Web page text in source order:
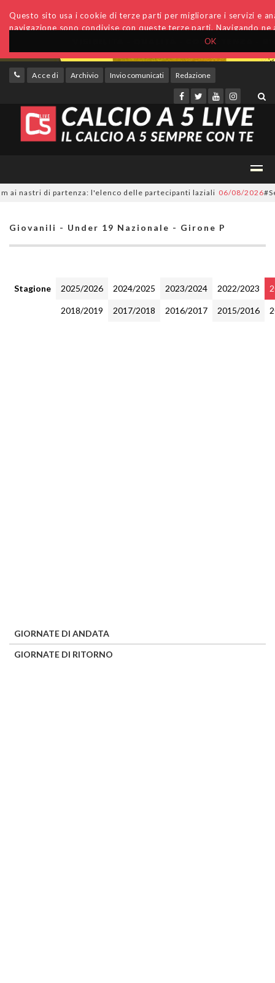
OK
Questo sito usa i cookie di terze parti per migliorare i servizi e
navigazione sono condivise con queste terze parti. Navigando
Accedi Archivio Invio comunicati Redazione
nastri di partenza: l'elenco delle partecipanti laziali 06/08/2026
Giovanili - Under 19 Nazionale - Girone P
Stagione 2025/2026 2024/2025 2023/2024 2022/2023
2018/2019 2017/2018 2016/2017 2015/2016
GIORNATE DI ANDATA
GIORNATE DI RITORNO